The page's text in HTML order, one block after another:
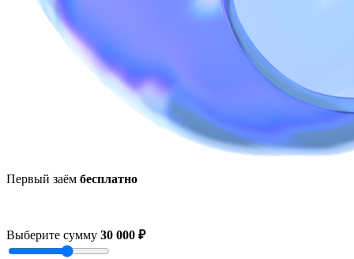
Первый заём бесплатно
Выберите сумму 30 000 ₽